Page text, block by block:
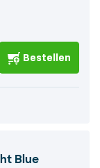
Bestellen
Blue